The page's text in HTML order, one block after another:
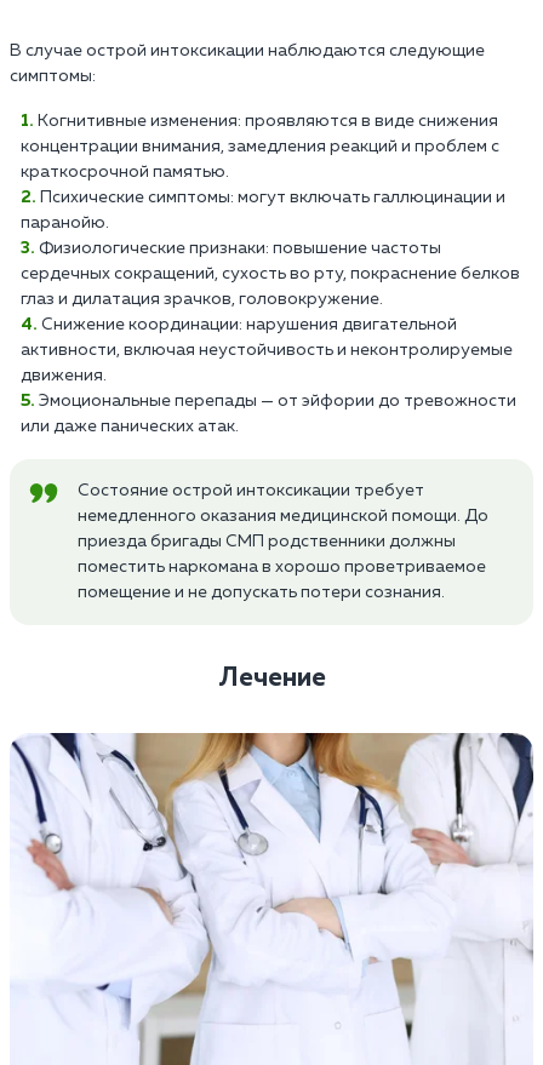
В случае острой интоксикации наблюдаются следующие
симптомы:
Когнитивные изменения: проявляются в виде снижения
концентрации внимания, замедления реакций и проблем с
краткосрочной памятью.
Психические симптомы: могут включать галлюцинации и
паранойю.
Физиологические признаки: повышение частоты
сердечных сокращений, сухость во рту, покраснение белков
глаз и дилатация зрачков, головокружение.
Снижение координации: нарушения двигательной
активности, включая неустойчивость и неконтролируемые
движения.
Эмоциональные перепады — от эйфории до тревожности
или даже панических атак.
Состояние острой интоксикации требует
немедленного оказания медицинской помощи. До
приезда бригады СМП родственники должны
поместить наркомана в хорошо проветриваемое
помещение и не допускать потери сознания.
Лечение